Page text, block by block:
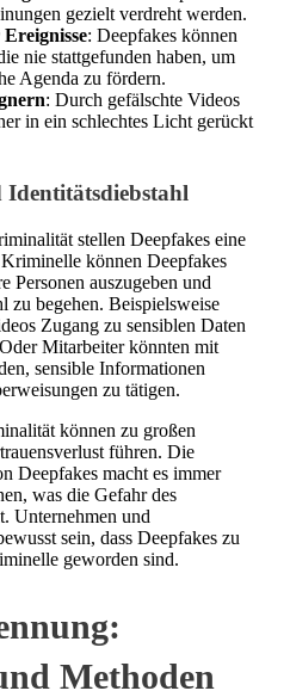
gezielt verdreht werden.
: Deepfakes können
nie stattgefunden haben, um
Agenda zu fördern.
: Durch gefälschte Videos
in ein schlechtes Licht gerückt
stellen Deepfakes eine
können Deepfakes
Personen auszugeben und
zu begehen. Beispielsweise
Zugang zu sensiblen Daten
Mitarbeiter könnten mit
sensible Informationen
zu tätigen.
können zu großen
führen. Die
Deepfakes macht es immer
was die Gefahr des
Unternehmen und
sein, dass Deepfakes zu
geworden sind.
Methoden